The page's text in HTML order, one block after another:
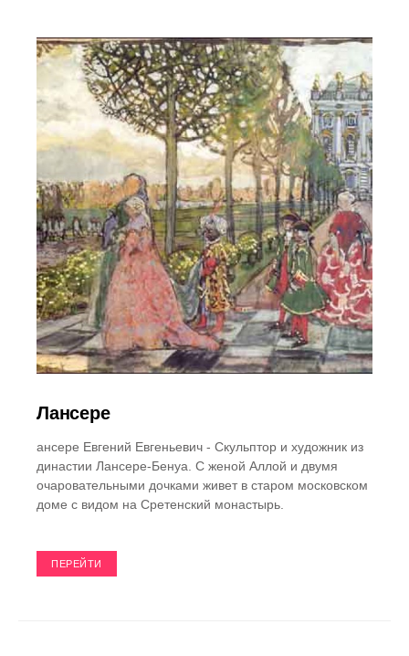
Лансере
ансере Евгений Евгеньевич - Скульптор и художник из
династии Лансере-Бенуа. С женой Аллой и двумя
очаровательными дочками живет в старом московском
доме с видом на Сретенский монастырь.
ПЕРЕЙТИ